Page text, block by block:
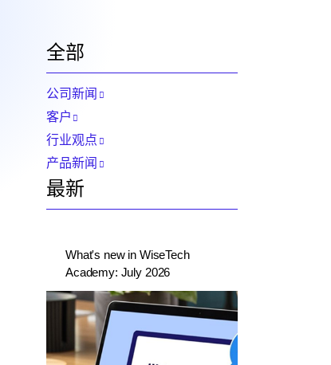
全部
公司新闻
客户
行业观点
产品新闻
最新
What's new in WiseTech
Academy: July 2026